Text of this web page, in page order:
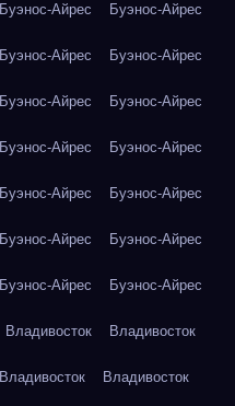
Буэнос-Айрес Буэнос-Айрес
Буэнос-Айрес Буэнос-Айрес
Буэнос-Айрес Буэнос-Айрес
Буэнос-Айрес Буэнос-Айрес
Буэнос-Айрес Буэнос-Айрес
Буэнос-Айрес Буэнос-Айрес
Буэнос-Айрес Буэнос-Айрес
Владивосток Владивосток
Владивосток Владивосток